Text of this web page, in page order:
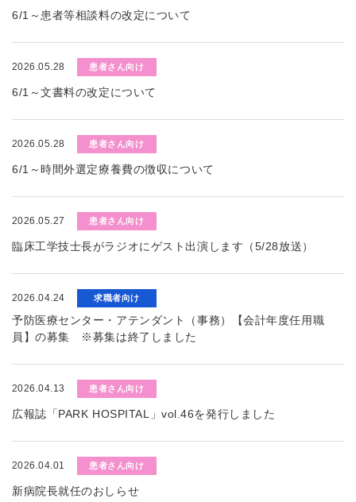
6/1～患者等相談料の改定について
2026.05.28 患者さん向け
6/1～文書料の改定について
2026.05.28 患者さん向け
6/1～時間外選定療養費の徴収について
2026.05.27 患者さん向け
臨床工学技士長がラジオにゲスト出演します（5/28放送）
2026.04.24 求職者向け
予防医療センター・アテンダント（事務）【会計年度任用職
員】の募集 ※募集は終了しました
2026.04.13 患者さん向け
広報誌「PARK HOSPITAL」vol.46を発行しました
2026.04.01 患者さん向け
新病院長就任のおしらせ